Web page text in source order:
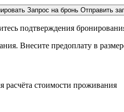
Запрос на бронь Отправить
подтверждения
Внесите предоплату в
расчёта стоимости проживания